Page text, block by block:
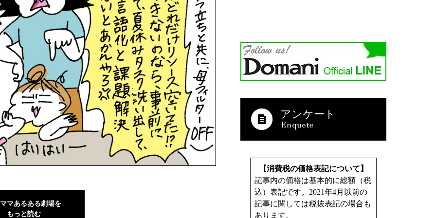
マあるある劇場を
もっと読む
アンケート
【消費税の価格表記について】
記事内の価格は基本的に総額（税
込）表記です。2021年4月以前の
記事に関しては税抜表記の場合も
あります。